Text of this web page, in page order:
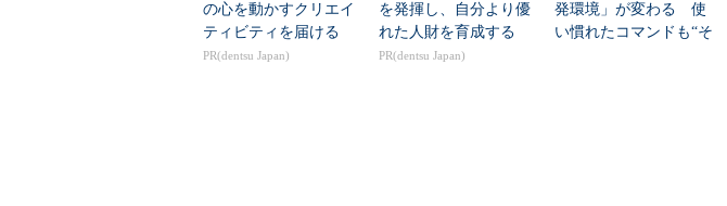
の心を動かすクリエイ
ティビティを届ける
PR(dentsu Japan)
を発揮し、自分より優
れた人財を育成する
PR(dentsu Japan)
発環境」が変わる 使
い慣れたコマンドも“そ